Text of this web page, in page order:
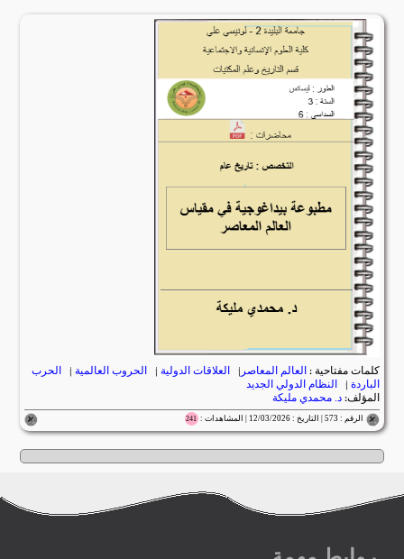
كلمات مفتاحية :العالم المعاصر | العلاقات الدولية | الحروب العالمية |
الحرب
الباردة | النظام الدولي الجديد
المؤلف:د. محمدي مليكة
الرقم : 573 | التاريخ : 12/03/2026 | المشاهدات : 241